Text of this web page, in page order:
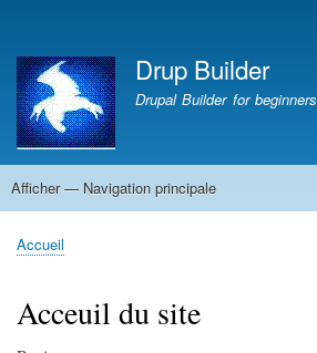
contenu
principal
du
compte
de
l'utilisateur
Drup Builder
Drupal Builder for beginners
Navigation
Afficher — Navigation principale
Accueil
CV PAMBRUN Jean-Marc
La une du monde : Sciences
La une du monde
Abbaye de Solesmes
Fil
Accueil
Acceuil du site